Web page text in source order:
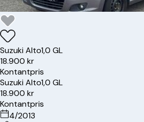
SuzukiAlto1,0 GL
18.900 kr
Kontantpris
SuzukiAlto1,0 GL
18.900 kr
Kontantpris
4/2013